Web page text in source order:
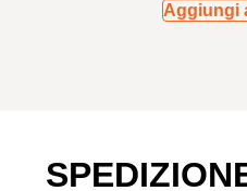
Aggiungi